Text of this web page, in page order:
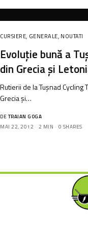
CURSIERE, GENERALE, NOUTATI
Evoluție bună a
din Grecia şi
Rutierii de la Tuşnad
Grecia şi…
DE TRAIAN GOGA
MAI 22, 2012
2 MIN 0 SHARES